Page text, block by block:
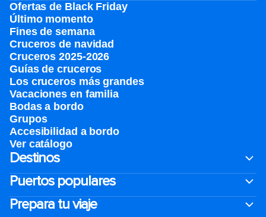
Ofertas de Black Friday
Último momento
Fines de semana
Cruceros de navidad
Cruceros 2025-2026
Guías de cruceros
Los cruceros más grandes
Vacaciones en familia
Bodas a bordo
Grupos
Accesibilidad a bordo
Ver catálogo
Destinos
Puertos populares
Prepara tu viaje